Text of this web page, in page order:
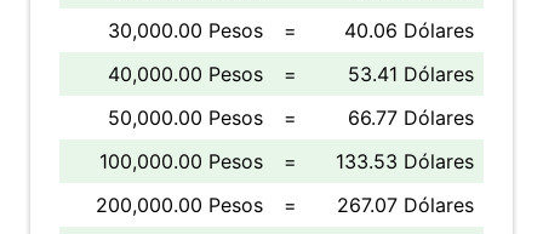
30,000.00 Pesos
=
40.06 Dólares
40,000.00 Pesos
=
53.41 Dólares
50,000.00 Pesos
=
66.77 Dólares
100,000.00 Pesos
=
133.53 Dólares
200,000.00 Pesos
= 267.07 Dólares